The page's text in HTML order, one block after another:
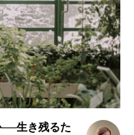
漢方
自律神経
生き残るた